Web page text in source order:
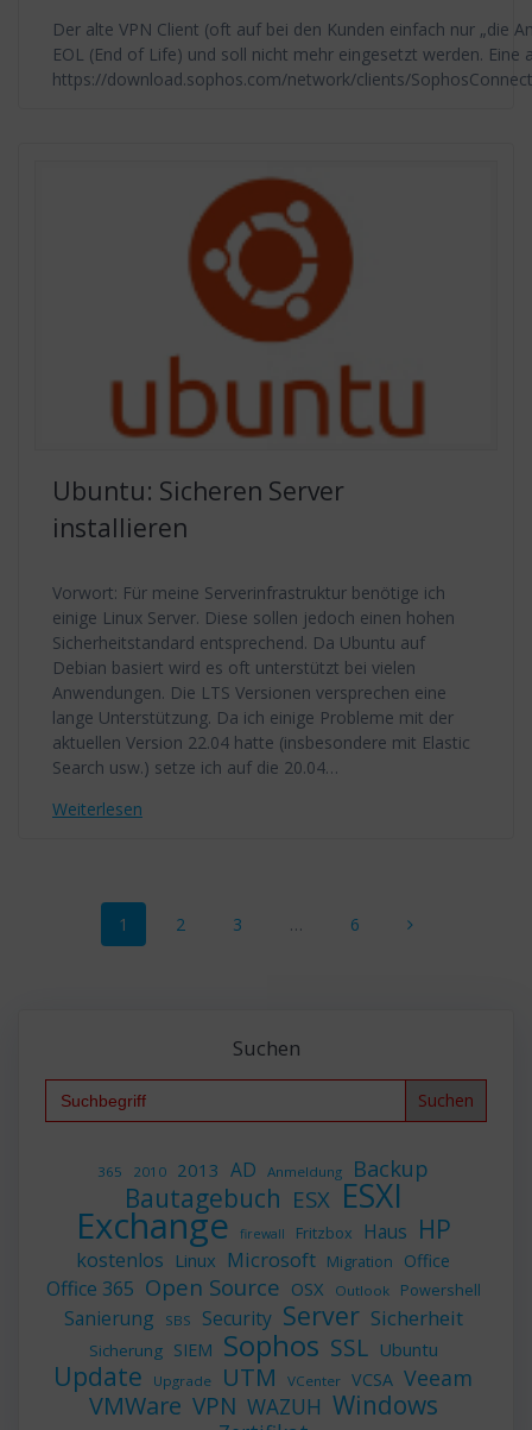
Der alte VPN Client (oft auf bei den Kunden einfach nur „die
EOL (End of Life) und soll nicht mehr eingesetzt werden. Eine
https://download.sophos.com/network/clients/
Ubuntu: Sicheren Server
installieren
Vorwort: Für meine Serverinfrastruktur benötige ich
einige Linux Server. Diese sollen jedoch einen hohen
Sicherheitstandard entsprechend. Da Ubuntu auf
Debian basiert wird es oft unterstützt bei vielen
Anwendungen. Die LTS Versionen versprechen eine
lange Unterstützung. Da ich einige Probleme mit der
aktuellen Version 22.04 hatte (insbesondere mit Elastic
Search usw.) setze ich auf die 20.04…
Weiterlesen
Beitragsnavigation
Seite
1 Seite
2 Seite
3 … Seite
6
Suchen
Search
365 2010 2013 AD Anmeldung Backup
Bautagebuch ESX ESXI
Exchange firewall Fritzbox Haus HP
kostenlos Linux Microsoft Migration Office
Office 365 Open Source OSX Outlook Powershell
Sanierung SBS Security Server Sicherheit
Sicherung SIEM Sophos SSL Ubuntu
Update Upgrade UTM VCenter VCSA Veeam
VMWare VPN WAZUH Windows